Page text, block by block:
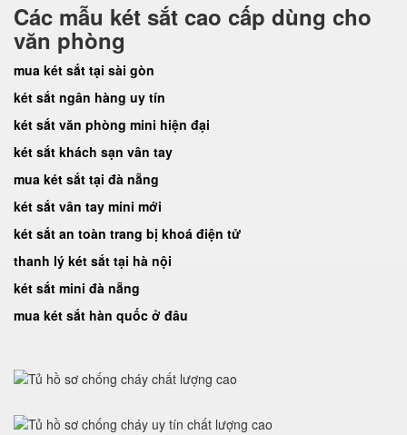
Các mẫu két sắt cao cấp dùng cho
văn phòng
mua két sắt tại sài gòn
két sắt ngân hàng uy tín
két sắt văn phòng mini hiện đại
két sắt khách sạn vân tay
mua két sắt tại đà nẵng
két sắt vân tay mini mới
két sắt an toàn trang bị khoá điện tử
thanh lý két sắt tại hà nội
két sắt mini đà nẵng
mua két sắt hàn quốc ở đâu